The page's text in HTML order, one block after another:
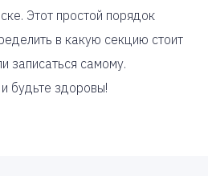
Этот простой порядок
в какую секцию стоит
записаться самому.
будьте здоровы!